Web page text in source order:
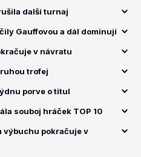
další turnaj
Gauffovou a dál dominují
v návratu
trofej
porve o titul
souboj hráček TOP 10
výbuchu pokračuje v